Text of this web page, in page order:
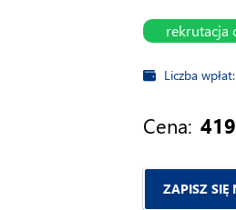
rekrutacja
Liczba wpłat:
Cena:
ZAPISZ SIĘ